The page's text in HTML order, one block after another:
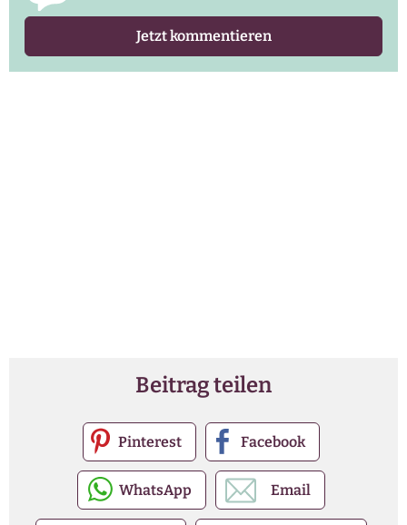
Jetzt kommentieren
Beitrag teilen
Pinterest Facebook
WhatsApp Email